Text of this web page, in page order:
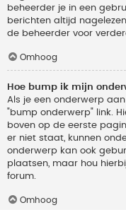
beheerder je in een
berichten altijd
de beheerder voor
Omhoog
Hoe bump ik mijn
Als je een onderwerp
"bump onderwerp" link.
boven op de eerste
er niet staat, kunnen
onderwerp kan ook
plaatsen, maar hou
forum.
Omhoog